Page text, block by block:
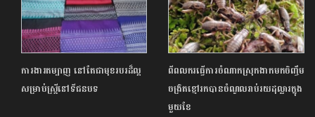
ការងារតម្បាញ នៅតែជាមុខរបរដ៏ល្អ
សម្រាប់ស្ត្រីនៅទីជនបទ
ពីពលករធ្វើការចំណាកស្រុកងាកមកចិញ្ចឹម
ចង្រិតខ្មៅរកបានចំណូលរាប់រយដុល្លារក្នុង
មួយខែ